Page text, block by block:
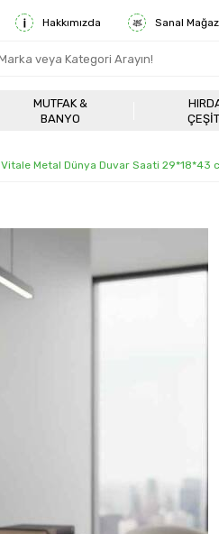
Hakkımızda Sanal
MUTFAK &
BANYO
Vitale Metal Dünya Duvar Saati 29*18*43